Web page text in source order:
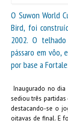
O Suwon World
Bird, foi
2002. O
pássaro em vôo,
por base a
Inaugurado no dia
sediou três partidas
destacando-se o
oitavas de final. E